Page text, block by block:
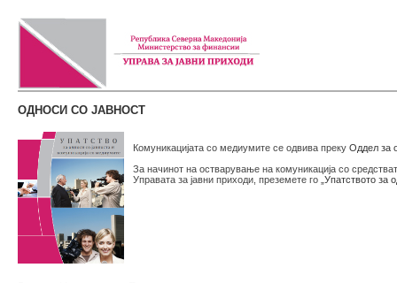
ОДНОСИ СО ЈАВНОСТ
Комуникацијата со медиумите се одвива преку Оддел за
За начинот на остварување на комуникација со
Управата за јавни приходи, преземете го „Упатството за